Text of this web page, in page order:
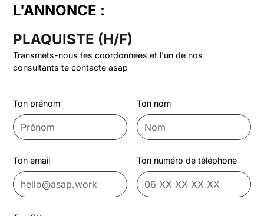
L'ANNONCE :
PLAQUISTE (H/F)
Transmets-nous tes coordonnées et l'un de nos
consultants te contacte asap
Ton prénom Ton nom
Ton email Ton numéro de téléphone